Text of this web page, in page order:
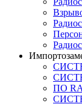
ПО